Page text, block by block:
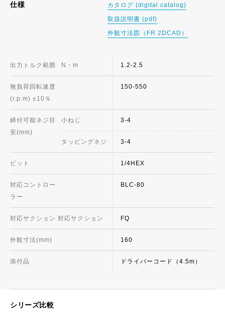
仕様
カタログ (digital catalog)
取扱説明書 (pdf)
外観寸法図（FR 2DCAD）
出力トルク範囲 N・m
無負荷回転速度
(r.p.m) ±10％
締付可能ネジ目
安(mm)
小ねじ
タッピングネジ
ビット
対応コントロー
ラー
対応サクション 対応サクション
外観寸法(mm)
添付品
1.2-2.5
150-550
3-4
3-4
1/4HEX
BLC-80
FQ
160
ドライバーコード（4.5m）
シリーズ比較